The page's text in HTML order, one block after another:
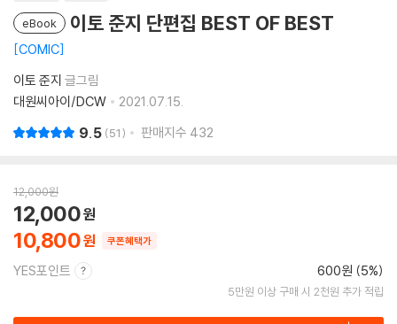
eBook 이토 준지 단편집 BEST OF BEST
COMIC
이토 준지 글그림
대원씨아이/DCW
2021.07.15.
9.5 51 판매지수 432
12,000원
10,800
12,000
쿠폰혜택가
YES포인트 600원 (5%)
5만원 이상 구매 시 2천원 추가 적립